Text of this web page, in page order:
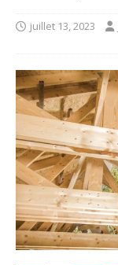
juillet 13, 2023